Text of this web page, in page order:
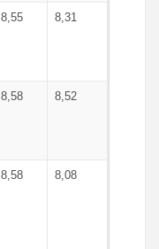
8,55 8,31
8,58 8,52
8,58 8,08